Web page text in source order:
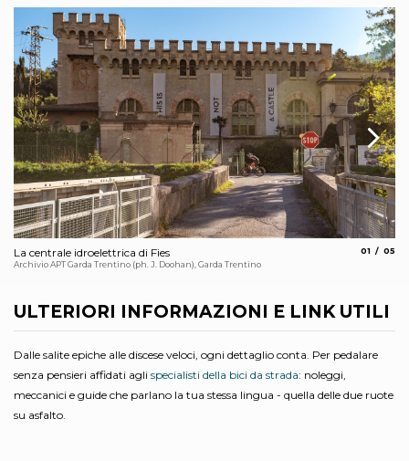
La centrale idroelettrica di Fies
Archivio APT Garda Trentino (ph. J. Doohan), Garda Trentino
01 05
ULTERIORI INFORMAZIONI E LINK UTILI
Dalle salite epiche alle discese veloci, ogni dettaglio conta. Per pedalare
senza pensieri affidati agli specialisti della bici da strada: noleggi,
meccanici e guide che parlano la tua stessa lingua - quella delle due ruote
su asfalto.